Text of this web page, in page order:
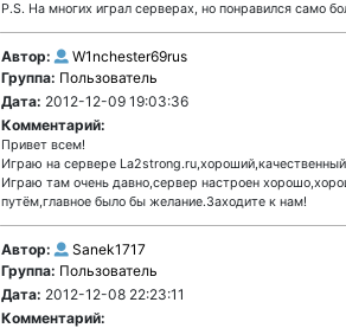
P.S. На многих играл серверах, но понравился само
Автор:
W1nchester69rus
Группа: Пользователь
Дата: 2012-12-09 19:03:36
Комментарий:
Привет всем!
Играю на сервере
Играю там очень давно,сервер настроен
путём,главное было бы желание.Заходите к нам!
Автор:
Sanek1717
Группа: Пользователь
Дата: 2012-12-08 22:23:11
Комментарий: